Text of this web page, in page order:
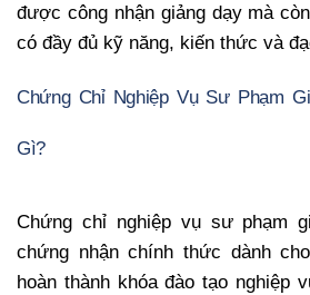
được công nhận giảng dạy mà
có đầy đủ kỹ năng, kiến thức và
Chứng Chỉ Nghiệp Vụ Sư Phạm
Gì?
Chứng chỉ nghiệp vụ sư phạm
chứng nhận chính thức dành
hoàn thành khóa đào tạo nghiệp